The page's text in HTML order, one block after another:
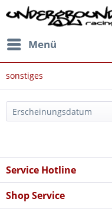
Menü
sonstiges
Service Hotline
Shop Service